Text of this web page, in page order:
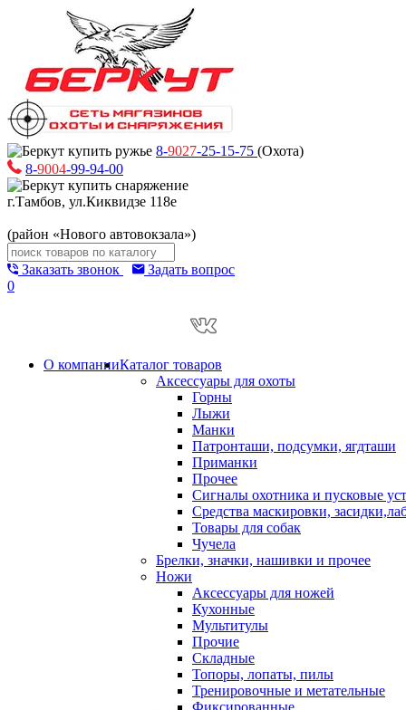
8-9027-25-15-75 (Охота)
8-9004-99-94-00
г.Тамбов, ул.Киквидзе 118е
(район «Нового автовокзала»)
Заказать звонок
Задать вопрос
0
О компанииКаталог товаров
Аксессуары для охоты
Горны
Лыжи
Манки
Патронташи, подсумки, ягдташи
Приманки
Прочее
Сигналы охотника и пусковые
Средства маскировки,
Товары для собак
Чучела
Брелки, значки, нашивки и прочее
Ножи
Аксессуары для ножей
Кухонные
Мультитулы
Прочие
Складные
Топоры, лопаты, пилы
Тренировочные и метательные
Фиксированные